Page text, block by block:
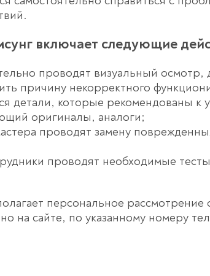
включает следующие
проводят визуальный
причину некорректного
детали, которые рекомендованы к
оригиналы, аналоги;
проводят замену
проводят необходимые
персональное
на сайте, по указанному номеру